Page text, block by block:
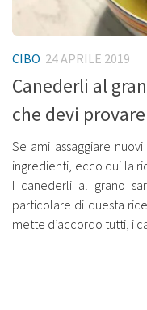
CIBO 24 APRILE 2019
Canederli al
che devi provare
Se ami assaggiare
ingredienti, ecco qui la
I canederli al grano
particolare di questa
mette d’accordo tutti, i